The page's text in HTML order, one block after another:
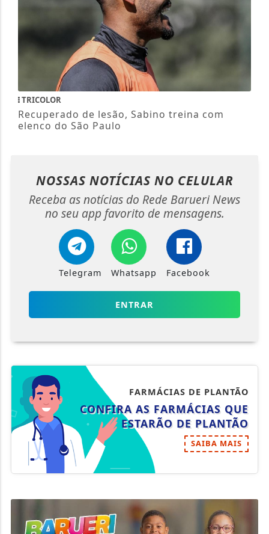
Recuperado de lesão, Sabino treina com
elenco do São Paulo
NOSSAS NOTÍCIASNO CELULAR
Receba as notícias do Rede Barueri News
no seu app favorito de mensagens.
Telegram Whatsapp Facebook
ENTRAR
FARMÁCIAS DE PLANTÃO
CONFIRA AS FARMÁCIAS QUE